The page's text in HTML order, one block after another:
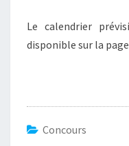
Le calendrier
disponible sur la page
Concours